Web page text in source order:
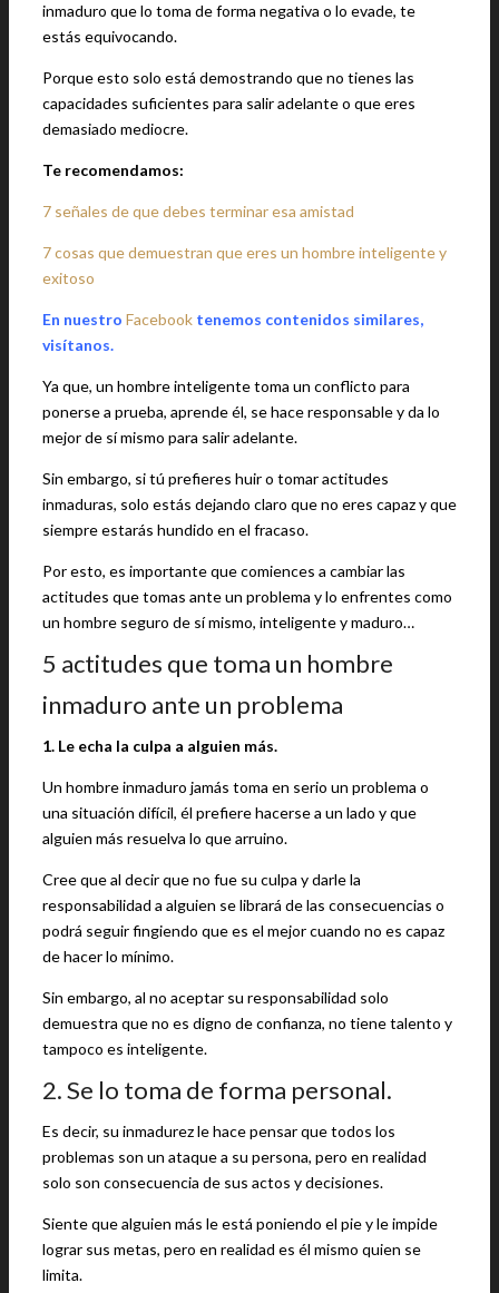
inmaduro que lo toma de forma negativa o lo evade, te
estás equivocando.
Porque esto solo está demostrando que no tienes las
capacidades suficientes para salir adelante o que eres
demasiado mediocre.
Te recomendamos:
7 señales de que debes terminar esa amistad
7 cosas que demuestran que eres un hombre inteligente y
exitoso
En nuestro Facebook tenemos contenidos similares,
visítanos.
Ya que, un hombre inteligente toma un conflicto para
ponerse a prueba, aprende él, se hace responsable y da lo
mejor de sí mismo para salir adelante.
Sin embargo, si tú prefieres huir o tomar actitudes
inmaduras, solo estás dejando claro que no eres capaz y que
siempre estarás hundido en el fracaso.
Por esto, es importante que comiences a cambiar las
actitudes que tomas ante un problema y lo enfrentes como
un hombre seguro de sí mismo, inteligente y maduro…
5 actitudes que toma un hombre
inmaduro ante un problema
1. Le echa la culpa a alguien más.
Un hombre inmaduro jamás toma en serio un problema o
una situación difícil, él prefiere hacerse a un lado y que
alguien más resuelva lo que arruino.
Cree que al decir que no fue su culpa y darle la
responsabilidad a alguien se librará de las consecuencias o
podrá seguir fingiendo que es el mejor cuando no es capaz
de hacer lo mínimo.
Sin embargo, al no aceptar su responsabilidad solo
demuestra que no es digno de confianza, no tiene talento y
tampoco es inteligente.
2. Se lo toma de forma personal.
Es decir, su inmadurez le hace pensar que todos los
problemas son un ataque a su persona, pero en realidad
solo son consecuencia de sus actos y decisiones.
Siente que alguien más le está poniendo el pie y le impide
lograr sus metas, pero en realidad es él mismo quien se
limita.